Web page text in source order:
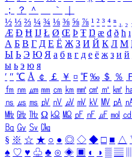
；
？ ＾ ｀
½ ⅓ ⅔ ¼ ¾ ⅛ ⅜ ⅝ ⅞ ¹ ² ³ ⁴ ⁿ ₁ ₂
Æ Ð Ħ Ĳ Ł Ø Œ Þ Ŧ Ŋ æ đ ð ħ ı
А Б В Г Д Е Ё Ж З И Й К Л М
Ы Ь Э Ю Я а б в г д е ё ж з и й
ы ь э ю я
′ ″ ℃ Å ￠ ￡ ￥ ¤ ℉ ‰ ＄ ％
㎙ ㎚ ㎛ ㎜ ㎝ ㎞ ㎟ ㎠ ㎡ ㎢
㎱ ㎲ ㎳ ㎴ ㎵ ㎶ ㎷ ㎸ ㎹ ㎀
㎒ ㎓ ㎔ Ω ㏀ ㏁ ㎊ ㎋ ㎌ ㏖ ㏅
㏃ ㏉ ㏜ ㏆
§ ※ ☆ ★ ○ ● ◎ ◇ ◆ □ ■ △
♠ ♡ ♥ ♧ ♣ ⊙ ◈ ▣ ◐ ◑ ▒ ▤